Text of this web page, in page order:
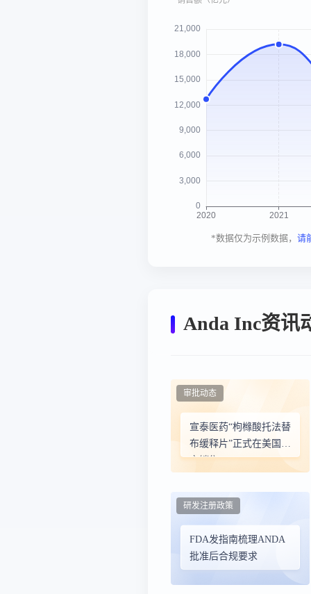
*数据仅为示例数据， 请
Anda Inc资讯
宣泰医药“枸橼酸托法替
布缓释片”正式在美国上
市销售
审批动态
FDA发指南梳理ANDA
批准后合规要求
研发注册政策